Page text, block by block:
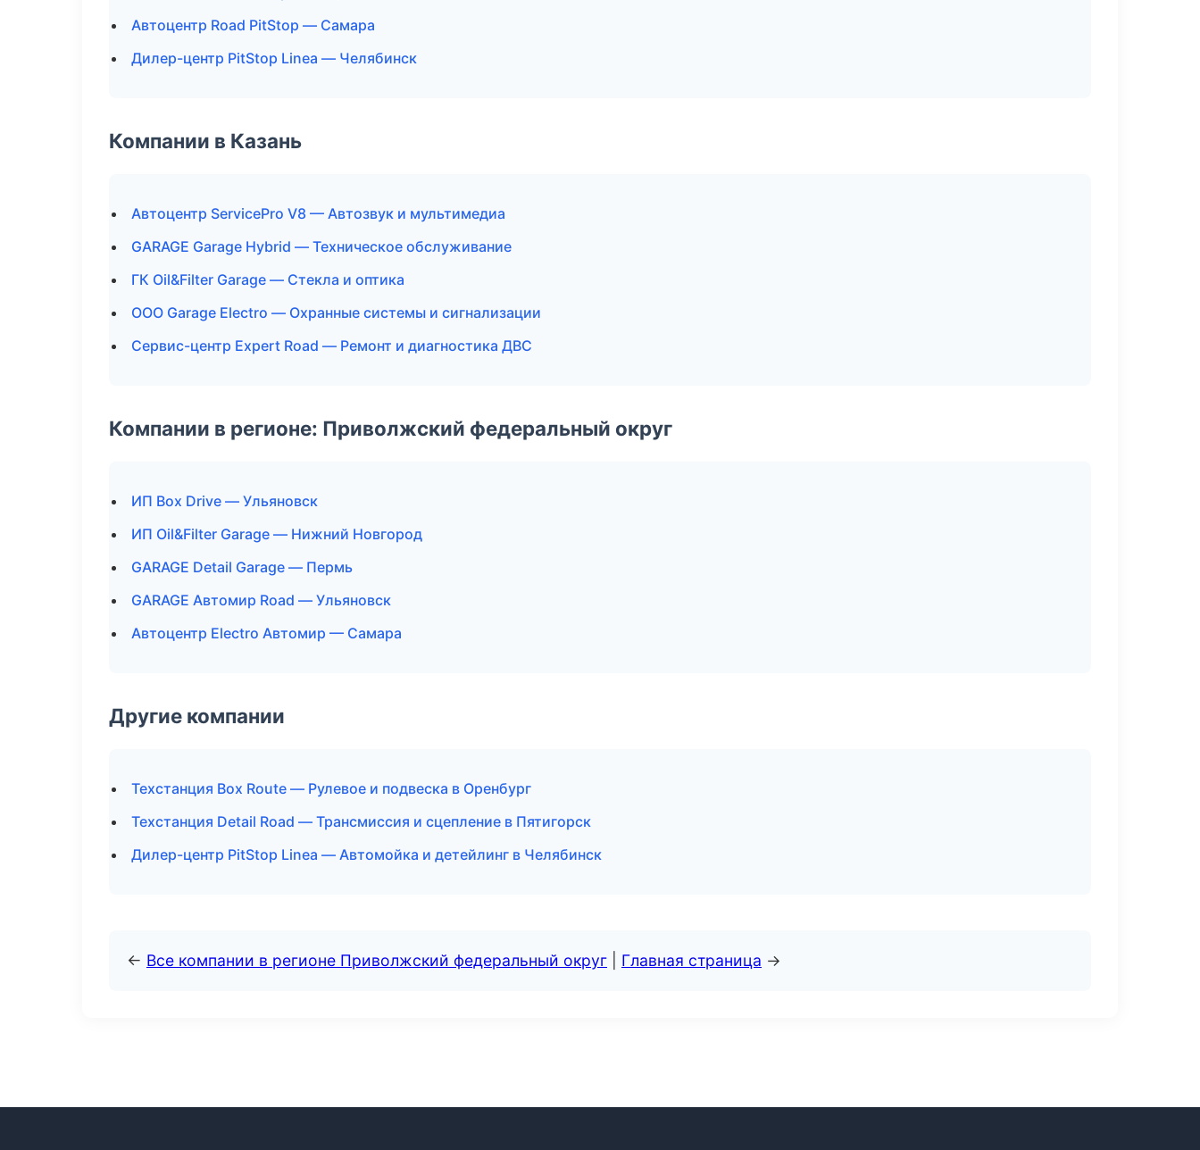
Автоцентр Road PitStop — Самара
Дилер-центр PitStop Linea — Челябинск
Компании в Казань
Автоцентр ServicePro V8 — Автозвук и мультимедиа
GARAGE Garage Hybrid — Техническое обслуживание
ГК Oil&Filter Garage — Стекла и оптика
ООО Garage Electro — Охранные системы и сигнализации
Сервис-центр Expert Road — Ремонт и диагностика ДВС
Компании в регионе: Приволжский федеральный округ
ИП Box Drive — Ульяновск
ИП Oil&Filter Garage — Нижний Новгород
GARAGE Detail Garage — Пермь
GARAGE Автомир Road — Ульяновск
Автоцентр Electro Автомир — Самара
Другие компании
Техстанция Box Route — Рулевое и подвеска в Оренбург
Техстанция Detail Road — Трансмиссия и сцепление в Пятигорск
Дилер-центр PitStop Linea — Автомойка и детейлинг в Челябинск
← Все компании в регионе Приволжский федеральный округ Главная страница →